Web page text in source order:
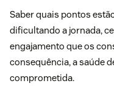
Saber quais pontos
dificultando a jornada,
engajamento que os
consequência, a saúde
comprometida.